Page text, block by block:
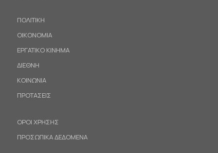
ΠΟΛΙΤΙΚΗ
ΟΙΚΟΝΟΜΙΑ
ΕΡΓΑΤΙΚΟ ΚΙΝΗΜΑ
ΔΙΕΘΝΗ
ΚΟΙΝΩΝΙΑ
ΠΡΟΤΑΣΕΙΣ
ΟΡΟΙ ΧΡΗΣΗΣ
ΠΡΟΣΩΠΙΚΑ ΔΕΔΟΜΕΝΑ